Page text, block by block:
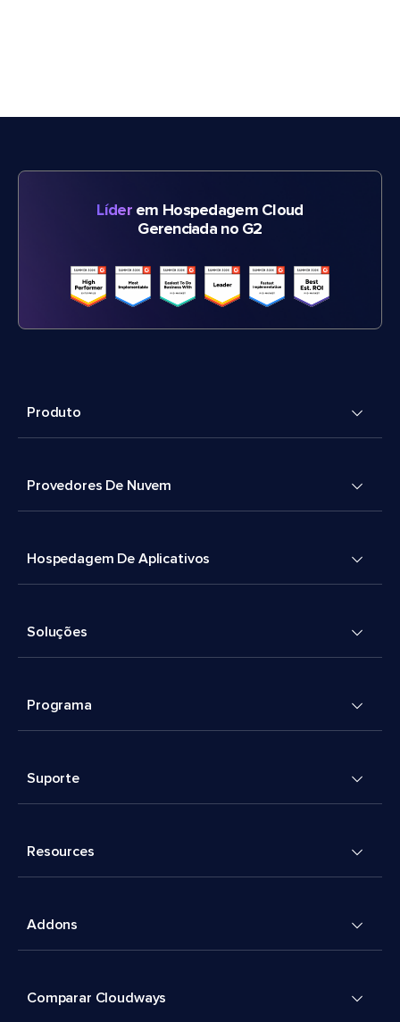
Líderem Hospedagem Cloud
Gerenciada no G2
Produto
Provedores De Nuvem
Hospedagem De Aplicativos
Soluções
Programa
Suporte
Resources
Addons
Comparar Cloudways